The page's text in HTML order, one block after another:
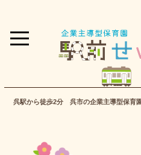
呉駅から徒歩2分 呉市の企業主導型保育